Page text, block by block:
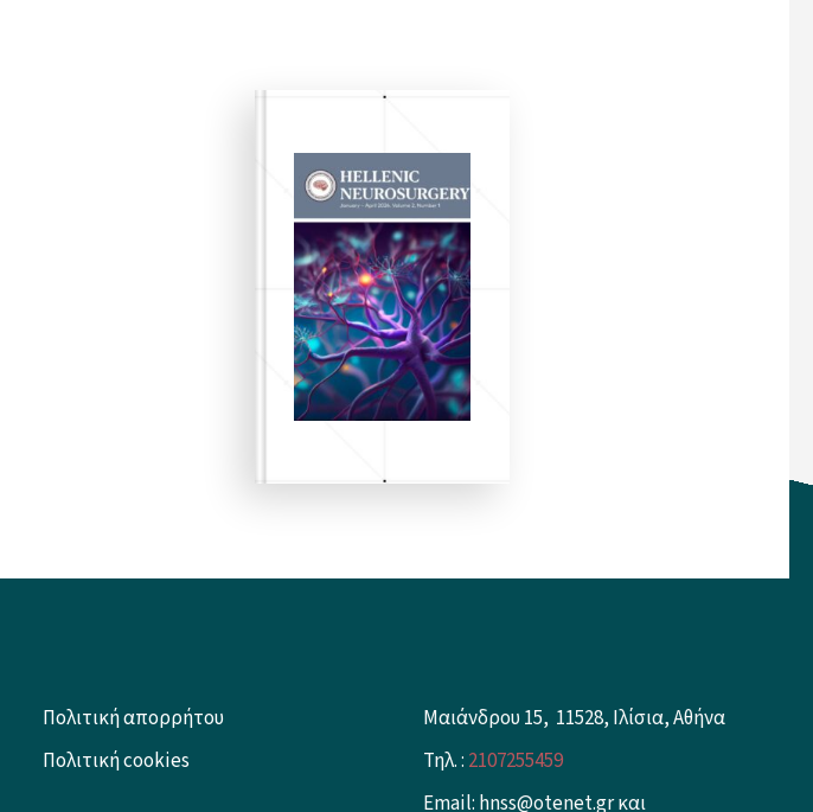
Πολιτική απορρήτου
Πολιτική cookies
Μαιάνδρου 15, 11528, Ιλίσια, Αθήνα
Τηλ. : 2107255459
Email: hnss@otenet.gr και